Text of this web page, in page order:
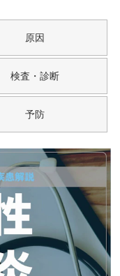
原因
検査・診断
予防